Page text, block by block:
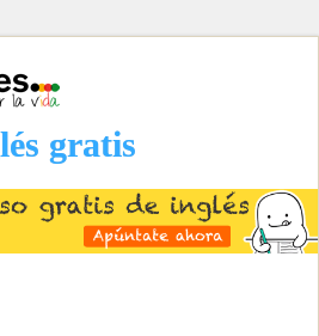
gratis